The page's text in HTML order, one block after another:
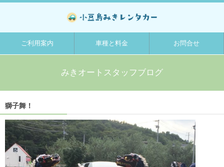
ご利用案内 車種と料金 お問合せ
みきオートスタッフブログ
獅子舞！